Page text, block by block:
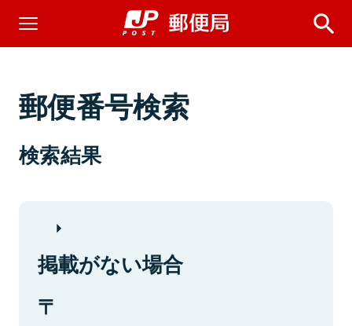
郵便番号検索
検索結果
掲載がない場合